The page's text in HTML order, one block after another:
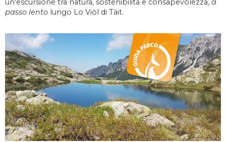
passo lento lungo Lo Viòl di Tàit.